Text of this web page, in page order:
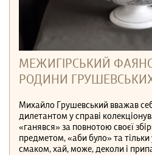
МЕЖИГІРСЬКИЙ ФАЯНС
РОДИНИ
Михайло Грушевський вважав
дилетантом у справі
«ганявся» за повнотою своєї
предметом, «аби було» та тільки
смаком, хай, може, деколи і